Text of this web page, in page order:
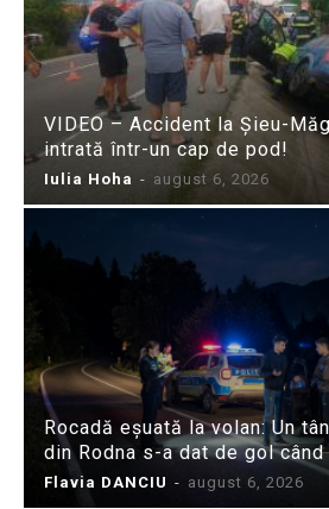
VIDEO – Accident la Șieu-
intrată într-un cap de pod!
Iulia Hoha - august 6, 2026
Rocadă eșuată la volan: Un
din Rodna s-a dat de gol
Flavia DANCIU - august 6, 2026